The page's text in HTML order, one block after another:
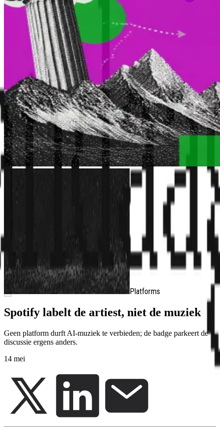
Ontdek PRO
Platforms
Spotify labelt de artiest, niet de muziek
Geen platform durft AI-muziek te verbieden; de badge parkeert de
discussie ergens anders.
14 mei